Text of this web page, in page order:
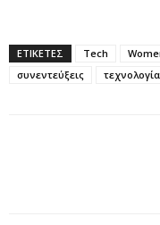
ΕΤΙΚΕΤΕΣ Tech
συνεντεύξεις
τεχνολογία